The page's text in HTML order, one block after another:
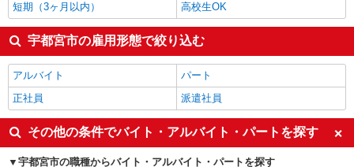
短期（3ヶ月以内）
高校生OK
宇都宮市の雇用形態で絞り込む
アルバイト
パート
正社員
派遣社員
その他の条件でバイト・アルバイト・パートを探す
宇都宮市の職種からバイト・アルバイト・パートを探す